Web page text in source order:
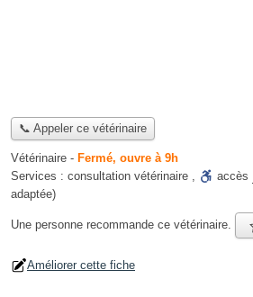
📞 Appeler ce vétérinaire
Vétérinaire - Fermé, ouvre à 9h
Services : consultation vétérinaire , accès
adaptée)
Une personne recommande ce vétérinaire.
Améliorer cette fiche